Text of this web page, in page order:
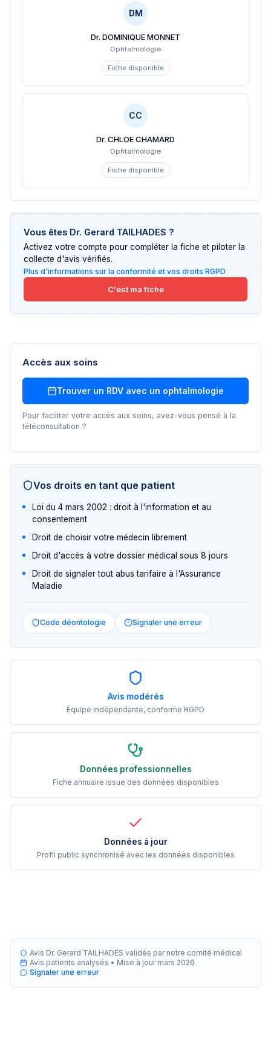
DM
Dr. DOMINIQUE MONNET
Ophtalmologie
Fiche disponible
CC
Dr. CHLOE CHAMARD
Ophtalmologie
Fiche disponible
Vous êtes Dr. Gerard TAILHADES ?
Activez votre compte pour compléter la fiche et piloter la
collecte d'avis vérifiés.
Plus d'informations sur la conformité et vos droits RGPD
C'est ma fiche
Accès aux soins
Trouver un RDV avec un ophtalmologie
Pour faciliter votre accès aux soins, avez-vous pensé à la
téléconsultation ?
Vos droits en tant que patient
Loi du 4 mars 2002 : droit à l'information et au
consentement
Droit de choisir votre médecin librement
Droit d'accès à votre dossier médical sous 8 jours
Droit de signaler tout abus tarifaire à l'Assurance
Maladie
Code déontologie Signaler une erreur
Avis modérés
Équipe indépendante, conforme RGPD
Données professionnelles
Fiche annuaire issue des données disponibles
Données à jour
Profil public synchronisé avec les données disponibles
Avis Dr. Gerard TAILHADES validés par notre comité médical
Avis patients analysés • Mise à jour mars 2026
Signaler une erreur